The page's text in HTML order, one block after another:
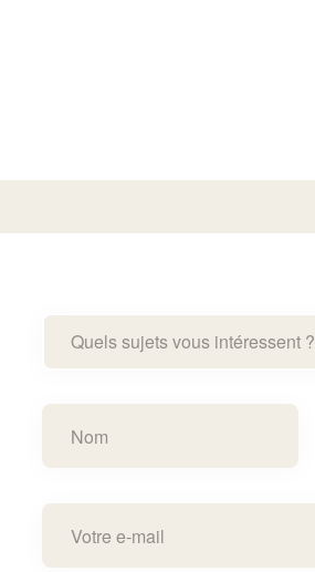
Quels sujets vous intéressent ?